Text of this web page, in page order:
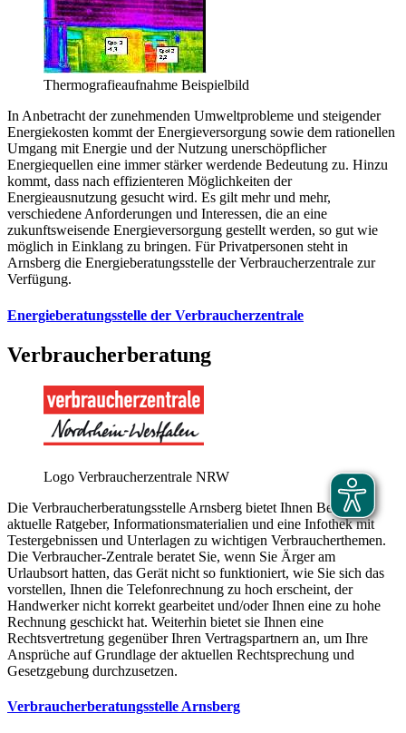
Thermografieaufnahme Beispielbild
In Anbetracht der zunehmenden Umweltprobleme und steigender
Energiekosten kommt der Energieversorgung sowie dem rationellen
Umgang mit Energie und der Nutzung unerschöpflicher
Energiequellen eine immer stärker werdende Bedeutung zu. Hinzu
kommt, dass nach effizienteren Möglichkeiten der
Energieausnutzung gesucht wird. Es gilt mehr und mehr,
verschiedene Anforderungen und Interessen, die an eine
zukunftsweisende Energieversorgung gestellt werden, so gut wie
möglich in Einklang zu bringen. Für Privatpersonen steht in
Arnsberg die Energieberatungsstelle der Verbraucherzentrale zur
Verfügung.
Energieberatungsstelle der Verbraucherzentrale
Verbraucherberatung
Logo Verbraucherzentrale NRW
Die Verbraucherberatungsstelle Arnsberg bietet Ihnen Beratung,
aktuelle Ratgeber, Informationsmaterialien und eine Infothek mit
Testergebnissen und Unterlagen zu wichtigen Verbraucherthemen.
Die Verbraucher-Zentrale beratet Sie, wenn Sie Ärger am
Urlaubsort hatten, das Gerät nicht so funktioniert, wie Sie sich das
vorstellen, Ihnen die Telefonrechnung zu hoch erscheint, der
Handwerker nicht korrekt gearbeitet und/oder Ihnen eine zu hohe
Rechnung geschickt hat. Weiterhin bietet sie Ihnen eine
Rechtsvertretung gegenüber Ihren Vertragspartnern an, um Ihre
Ansprüche auf Grundlage der aktuellen Rechtsprechung und
Gesetzgebung durchzusetzen.
Verbraucherberatungsstelle Arnsberg